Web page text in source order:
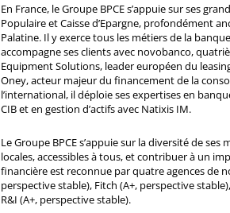
En France, le Groupe BPCE s’appuie sur ses
Populaire et Caisse d’Epargne, profondément
Palatine. Il y exerce tous les métiers de la
accompagne ses clients avec novobanco,
Equipment Solutions, leader européen du
Oney, acteur majeur du financement de la
l’international, il déploie ses expertises en
CIB et en gestion d’actifs avec Natixis IM.
Le Groupe BPCE s’appuie sur la diversité de
locales, accessibles à tous, et contribuer à un
financière est reconnue par quatre agences de
perspective stable), Fitch (A+, perspective
R&I (A+, perspective stable).